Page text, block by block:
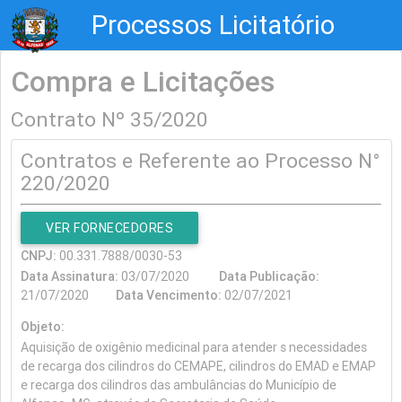
Processos Licitatório
Compra e Licitações
Contrato Nº 35/2020
Contratos e Referente ao Processo N°
220/2020
VER FORNECEDORES
CNPJ: 00.331.7888/0030-53
Data Assinatura: 03/07/2020 Data Publicação:
21/07/2020 Data Vencimento: 02/07/2021
Objeto:
Aquisição de oxigênio medicinal para atender s necessidades
de recarga dos cilindros do CEMAPE, cilindros do EMAD e EMAP
e recarga dos cilindros das ambulâncias do Município de